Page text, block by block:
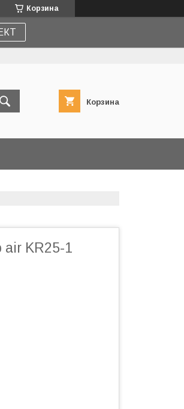
Корзина
Корзина
KR25-1